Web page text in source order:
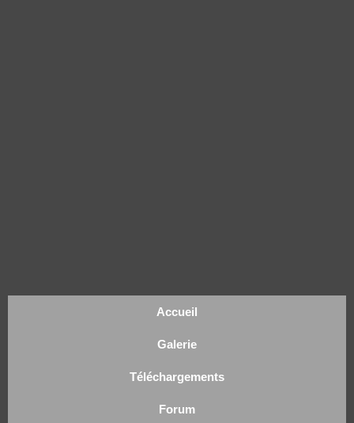
Accueil
Galerie
Téléchargements
Forum